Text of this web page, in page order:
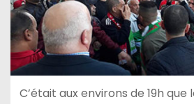
C’était aux environs de 19h